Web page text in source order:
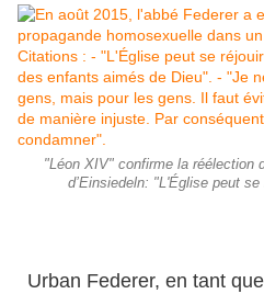
"Léon XIV" confirme la réélection
d’Einsiedeln: "L'Église peut
Urban Federer, en tant